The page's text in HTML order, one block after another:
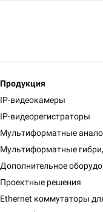
Продукция
IP-видеокамеры
IP-видеорегистраторы
Мультиформатные
Мультиформатные
Дополнительное
Проектные решения
Ethernet коммутаторы